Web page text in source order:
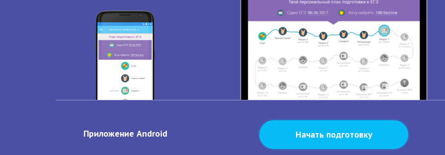
Приложение Android Начать подготовку